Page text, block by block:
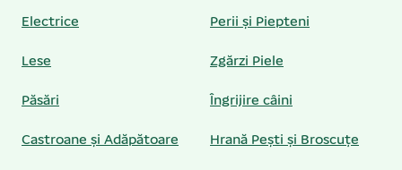
Electrice Perii și Piepteni
Lese Zgărzi Piele
Păsări Îngrijire câini
Castroane și Adăpătoare Hrană Pești și Broscuțe